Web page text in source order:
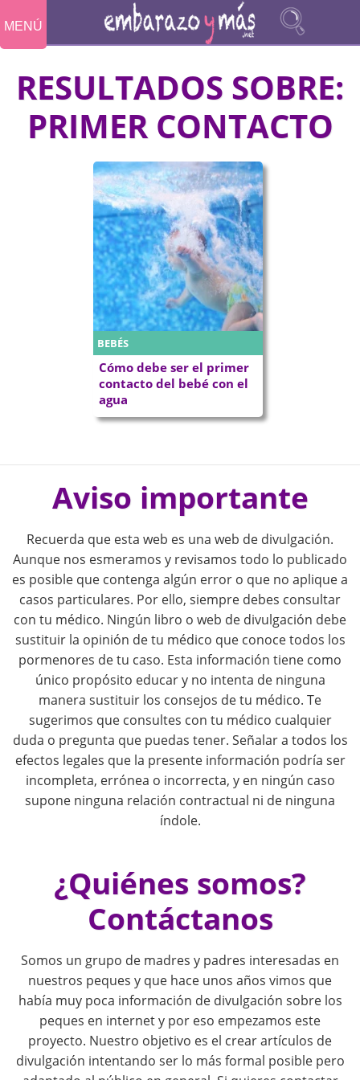
MENÚ
RESULTADOS SOBRE:
PRIMER CONTACTO
BEBÉS
Cómo debe ser el primer
contacto del bebé con el
agua
P
a
g
Aviso importante
Recuerda que esta web es una web de divulgación.
Aunque nos esmeramos y revisamos todo lo publicado
es posible que contenga algún error o que no aplique a
casos particulares. Por ello, siempre debes consultar
con tu médico. Ningún libro o web de divulgación debe
sustituir la opinión de tu médico que conoce todos los
pormenores de tu caso. Esta información tiene como
único propósito educar y no intenta de ninguna
manera sustituir los consejos de tu médico. Te
sugerimos que consultes con tu médico cualquier
duda o pregunta que puedas tener. Señalar a todos los
efectos legales que la presente información podría ser
incompleta, errónea o incorrecta, y en ningún caso
supone ninguna relación contractual ni de ninguna
índole.
¿Quiénes somos?
Contáctanos
Somos un grupo de madres y padres interesadas en
nuestros peques y que hace unos años vimos que
había muy poca información de divulgación sobre los
peques en internet y por eso empezamos este
proyecto. Nuestro objetivo es el crear artículos de
divulgación intentando ser lo más formal posible pero